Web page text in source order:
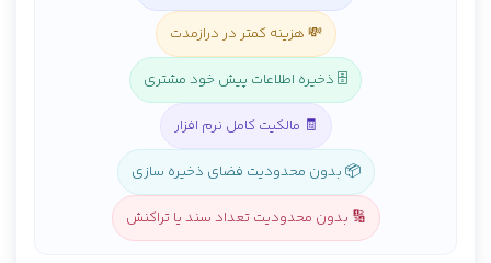
💸 هزینه کمتر در درازمدت
🗄️ ذخیره اطلاعات پیش خود مشتری
🧾 مالکیت کامل نرم افزار
📦 بدون محدودیت فضای ذخیره سازی
🔢 بدون محدودیت تعداد سند یا تراکنش